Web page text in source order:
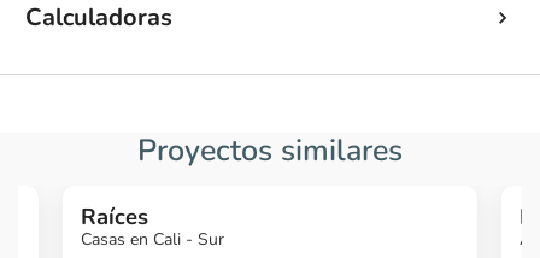
Calculadoras
Proyectos similares
Raíces
Casas en Cali - Sur